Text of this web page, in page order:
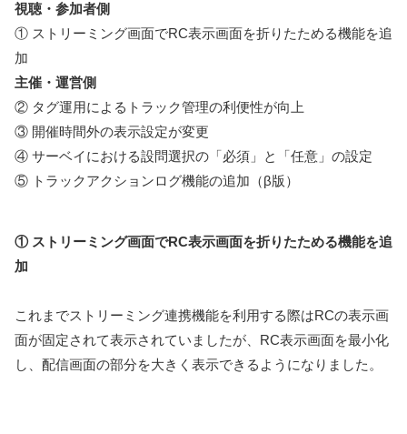
視聴・参加者側
① ストリーミング画面でRC表示画面を折りたためる機能を追
加
主催・運営側
② タグ運用によるトラック管理の利便性が向上
③ 開催時間外の表示設定が変更
④ サーベイにおける設問選択の「必須」と「任意」の設定
⑤ トラックアクションログ機能の追加（β版）
① ストリーミング画面でRC表示画面を折りたためる機能を追
加
これまでストリーミング連携機能を利用する際はRCの表示画
面が固定されて表示されていましたが、RC表示画面を最小化
し、配信画面の部分を大きく表示できるようになりました。